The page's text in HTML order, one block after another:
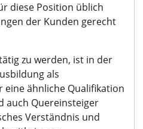
diese Position üblich
der Kunden gerecht
zu werden, ist in der
als
eine ähnliche Qualifikation
auch Quereinsteiger
Verständnis und